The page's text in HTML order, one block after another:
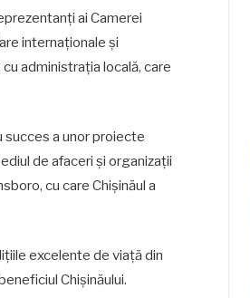
ai Camerei
internaționale și
administrația locală, care
succes a unor proiecte
de afaceri și organizații
cu care Chișinăul a
excelente de viață din
Chișinăului.